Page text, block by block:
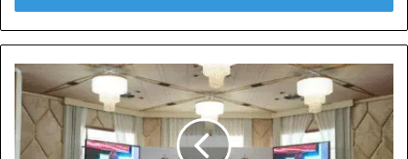
Access
Bank
Cameroon
PLC,
catalyseur